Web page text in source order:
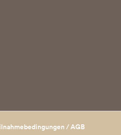
/ AGB